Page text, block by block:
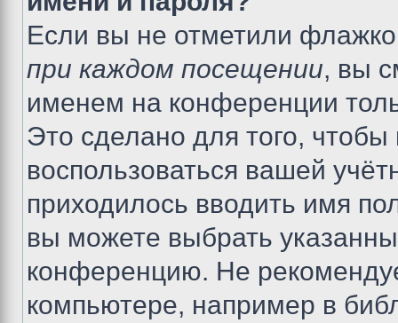
Если вы не отметили
при каждом посещении, вы
именем на конференции
Это сделано для того, чтобы
воспользоваться вашей
приходилось вводить имя
вы можете выбрать
конференцию. Не
компьютере, например в